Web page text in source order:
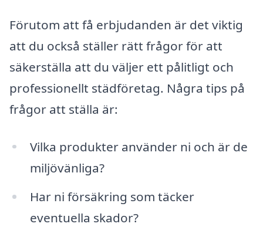
Förutom att få erbjudanden är det viktig
att du också ställer rätt frågor för att
säkerställa att du väljer ett pålitligt och
professionellt städföretag. Några tips på
frågor att ställa är:
Vilka produkter använder ni och är de
miljövänliga?
Har ni försäkring som täcker
eventuella skador?